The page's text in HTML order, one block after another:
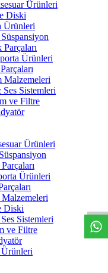
Ürünleri
Diski
Ürünleri
Ürünleri
Malzemeleri
Sistemleri
ve Filtre
Ürünleri
Ürünleri
Diski
Sistemleri
ve Filtre
Ürünleri